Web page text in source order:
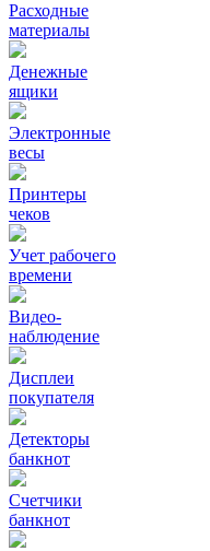
Расходные
материалы
Денежные
ящики
Электронные
весы
Принтеры
чеков
Учет рабочего
времени
Видео‑
наблюдение
Дисплеи
покупателя
Детекторы
банкнот
Счетчики
банкнот